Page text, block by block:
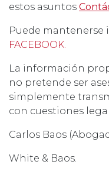
estos asuntos
Puede mantenerse
FACEBOOK.
La información
no pretende ser
simplemente
con cuestiones
Carlos Baos
White & Baos.